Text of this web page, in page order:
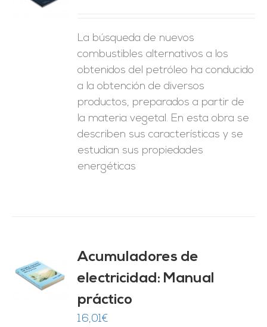
La búsqueda de nuevos
combustibles alternativos a los
obtenidos del petróleo ha conducido
a la obtención de diversos
productos, preparados a partir de
la materia vegetal. En esta obra se
describen sus características y se
estudian sus propiedades
energéticas
Acumuladores de
electricidad: Manual
práctico
16,01€